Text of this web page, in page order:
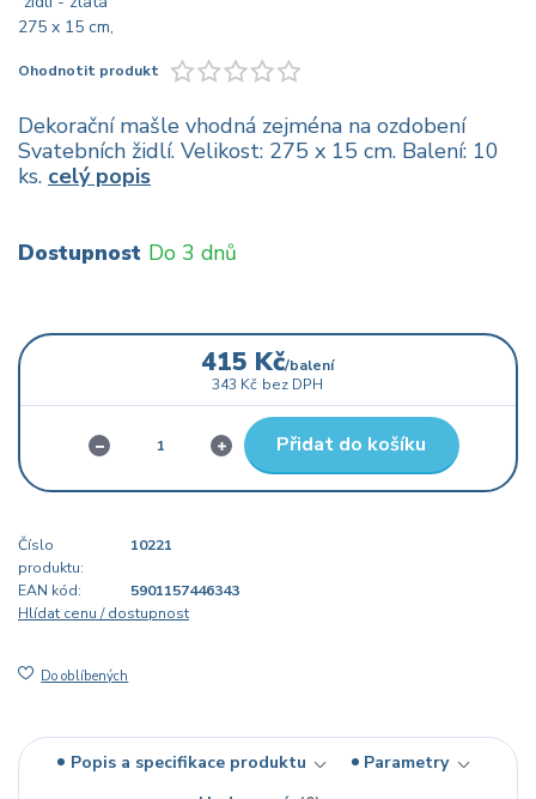
Ohodnotit produkt
Dekorační mašle vhodná zejména na ozdobení
Svatebních židlí. Velikost: 275 x 15 cm. Balení: 10
ks. celý popis
Dostupnost Do 3 dnů
415 Kč/balení
343 Kč bez DPH
Přidat do košíku
Číslo
produktu:
10221
EAN kód:
5901157446343
Hlídat cenu / dostupnost
Do oblíbených
Popis a specifikace produktu
Parametry